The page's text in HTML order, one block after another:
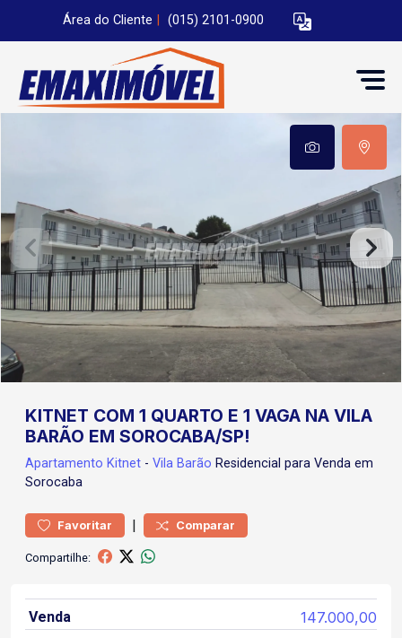
Área do Cliente (015) 2101-0900
KITNET COM 1 QUARTO E 1 VAGA NA VILA
BARÃO EM SOROCABA/SP!
Apartamento Kitnet - Vila Barão Residencial para Venda em
Sorocaba
Favoritar | Comparar
Compartilhe:
Venda 147.000,00